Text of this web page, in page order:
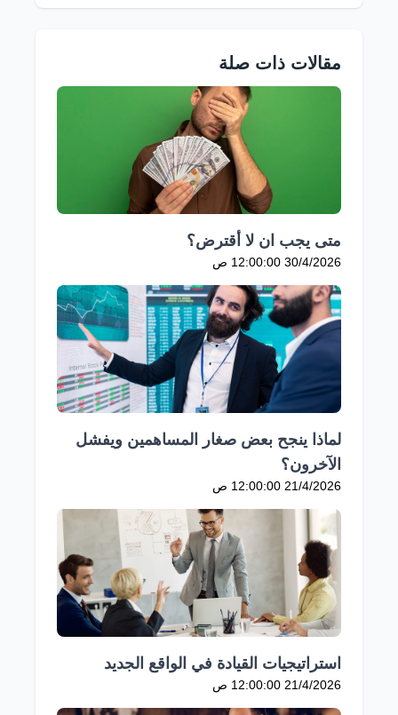
مقالات ذات صلة
متى يجب ان لا أقترض؟
30/4/2026 12:00:00 ص
لماذا ينجح بعض صغار المساهمين ويفشل
الآخرون؟
21/4/2026 12:00:00 ص
استراتيجيات القيادة في الواقع الجديد
21/4/2026 12:00:00 ص